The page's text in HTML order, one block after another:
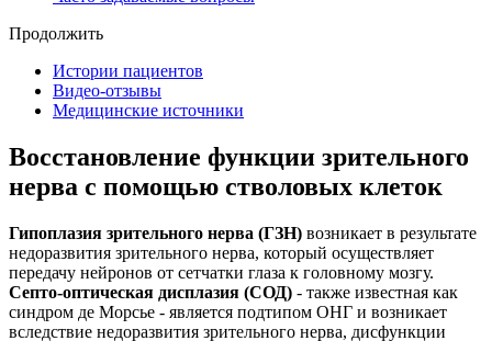
Продолжить
Истории пациентов
Видео-отзывы
Медицинские источники
Восстановление функции зрительного
нерва с помощью стволовых клеток
Гипоплазия зрительного нерва (ГЗН) возникает в результате
недоразвития зрительного нерва, который осуществляет
передачу нейронов от сетчатки глаза к головному мозгу.
Септо-оптическая дисплазия (СОД) - также известная как
синдром де Морсье - является подтипом ОНГ и возникает
вследствие недоразвития зрительного нерва, дисфункции